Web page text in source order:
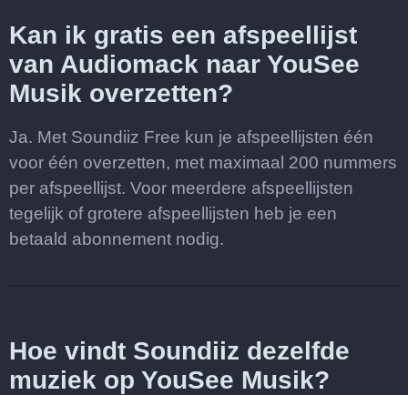
Kan ik gratis een afspeellijst
van Audiomack naar YouSee
Musik overzetten?
Ja. Met Soundiiz Free kun je afspeellijsten één
voor één overzetten, met maximaal 200 nummers
per afspeellijst. Voor meerdere afspeellijsten
tegelijk of grotere afspeellijsten heb je een
betaald abonnement nodig.
Hoe vindt Soundiiz dezelfde
muziek op YouSee Musik?